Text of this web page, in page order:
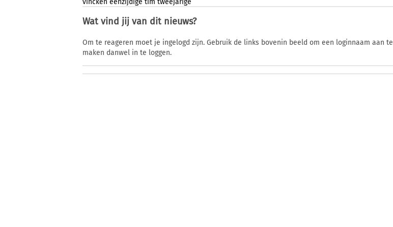
vincken eenzijdige tim tweejarige
Wat vind jij van dit nieuws?
Om te reageren moet je ingelogd zijn. Gebruik de links bovenin beeld om een loginnaam aan te
maken danwel in te loggen.